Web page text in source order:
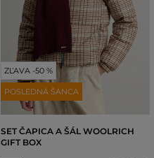
ZĽAVA -50 %
POSLEDNÁ ŠANCA
SET ČAPICA A ŠÁL WOOLRICH
GIFT BOX